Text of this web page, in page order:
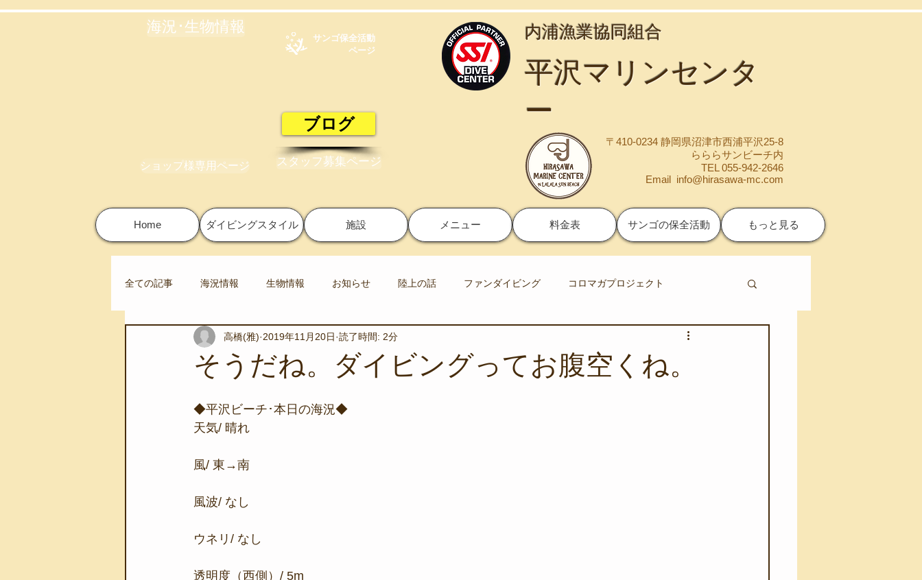
海況･生物情報
サンゴ保全活動​
ページ
ブログ
ショップ様専用ページ スタッフ募集ページ
​内浦漁業協同組合
​平沢マリンセンタ
ー
〒410-0234 静岡県沼津市西浦平沢25-8
らららサンビーチ内
TEL 055-942-2646
Email info@hirasawa-mc.com
Home ダイビングスタイル 施設 メニュー 料金表 サンゴの保全活動 もっと見る
全ての記事 海況情報 生物情報 お知らせ 陸上の話 ファンダイビング コロマガプロジェクト
スノーケリングツアー 自然環境保全 ワカメの養殖 アカモク養殖実験
地域のこと 磯あそび教室
そうだね。ダイビングってお腹空くね。
高橋(雅) 2019年11月20日 読了時間: 2分
◆平沢ビーチ･本日の海況◆
天気/ 晴れ
風/ 東→南
風波/ なし
ウネリ/ なし
透明度（西側）/ 5m